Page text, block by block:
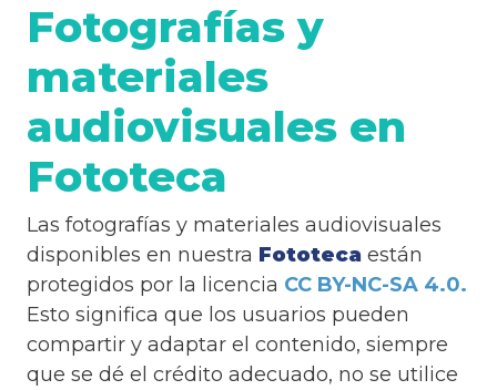
Fotografías y
materiales
audiovisuales en
Fototeca
Las fotografías y materiales audiovisuales
disponibles en nuestra Fototeca están
protegidos por la licencia CC BY-NC-SA 4.0.
Esto significa que los usuarios pueden
compartir y adaptar el contenido, siempre
que se dé el crédito adecuado, no se utilice